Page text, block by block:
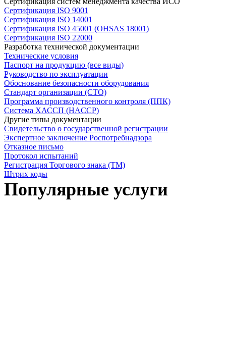
Сертификация ISO 9001
Сертификация ISO 14001
Сертификация ISO 45001 (OHSAS 18001)
Сертификация ISO 22000
Разработка технической документации
Технические условия
Паспорт на продукцию (все виды)
Руководство по эксплуатации
Обоснование безопасности оборудования
Стандарт организации (СТО)
Программа производственного контроля (ППК)
Система ХАССП (HACCP)
Другие типы документации
Свидетельство о государственной регистрации
Экспертное заключение Роспотребнадзора
Отказное письмо
Протокол испытаний
Регистрация Торгового знака (ТМ)
Штрих коды
Популярные услуги